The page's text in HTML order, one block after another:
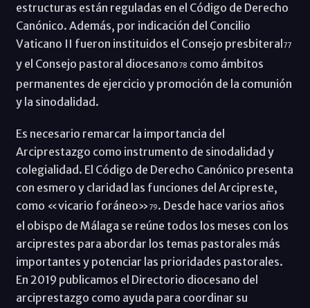
estructuras están reguladas en el Código de Derecho
Canónico. Además, por indicación del Concilio
Vaticano II fueron instituidos el Consejo presbiteral 77
y el Consejo pastoral diocesano78 como ámbitos
permanentes de ejercicio y promoción de la comunión
y la sinodalidad.
Es necesario remarcar la importancia del
Arciprestazgo como instrumento de sinodalidad y
colegialidad. El Código de Derecho Canónico presenta
con esmero y claridad las funciones del Arcipreste,
como «vicario foráneo» 79. Desde hace varios años
el obispo de Málaga se reúne todos los meses con los
arciprestes para abordar los temas pastorales más
importantes y potenciar las prioridades pastorales.
En 2019 publicamos el Directorio diocesano del
arciprestazgo como ayuda para coordinar su